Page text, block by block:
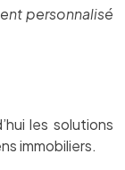
personnalisé
les solutions
immobiliers.